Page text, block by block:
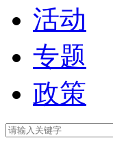
活动
专题
政策